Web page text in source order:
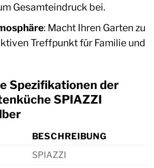
Gesamteindruck bei.
: Macht Ihren Garten zu
Treffpunkt für Familie und
Spezifikationen der
SPIAZZI
BESCHREIBUNG
SPIAZZI